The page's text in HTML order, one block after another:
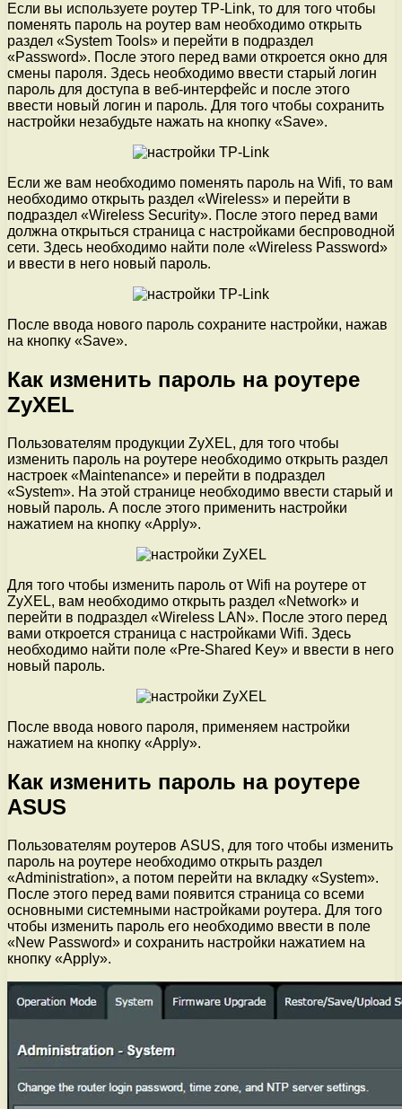
Если вы используете роутер TP-Link, то для того чтобы
поменять пароль на роутер вам необходимо открыть
раздел «System Tools» и перейти в подраздел
«Password». После этого перед вами откроется окно для
смены пароля. Здесь необходимо ввести старый логин
пароль для доступа в веб-интерфейс и после этого
ввести новый логин и пароль. Для того чтобы сохранить
настройки незабудьте нажать на кнопку «Save».
Если же вам необходимо поменять пароль на Wifi, то вам
необходимо открыть раздел «Wireless» и перейти в
подраздел «Wireless Security». После этого перед вами
должна открыться страница с настройками беспроводной
сети. Здесь необходимо найти поле «Wireless Password»
и ввести в него новый пароль.
После ввода нового пароль сохраните настройки, нажав
на кнопку «Save».
Как изменить пароль на роутере
ZyXEL
Пользователям продукции ZyXEL, для того чтобы
изменить пароль на роутере необходимо открыть раздел
настроек «Maintenance» и перейти в подраздел
«System». На этой странице необходимо ввести старый и
новый пароль. А после этого применить настройки
нажатием на кнопку «Apply».
Для того чтобы изменить пароль от Wifi на роутере от
ZyXEL, вам необходимо открыть раздел «Network» и
перейти в подраздел «Wireless LAN». После этого перед
вами откроется страница с настройками Wifi. Здесь
необходимо найти поле «Pre-Shared Key» и ввести в него
новый пароль.
После ввода нового пароля, применяем настройки
нажатием на кнопку «Apply».
Как изменить пароль на роутере
ASUS
Пользователям роутеров ASUS, для того чтобы изменить
пароль на роутере необходимо открыть раздел
«Administration», а потом перейти на вкладку «System».
После этого перед вами появится страница со всеми
основными системными настройками роутера. Для того
чтобы изменить пароль его необходимо ввести в поле
«New Password» и сохранить настройки нажатием на
кнопку «Apply».